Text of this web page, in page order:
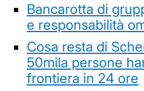
Bancarotta di
e responsabilità
Cosa resta di
50mila persone
frontiera in 24 ore